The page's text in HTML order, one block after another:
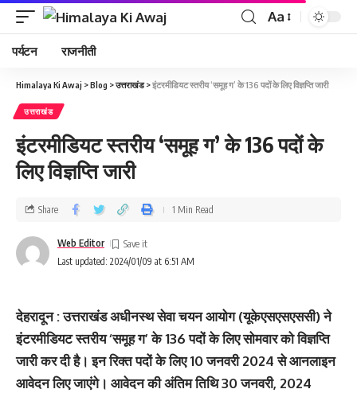
Aa
पर्यटन राजनीती
Himalaya Ki Awaj >Blog >उत्तराखंड>इंटरमीडियट स्तरीय ‘समूह ग’ के 136 पदों के लिए विज्ञप्ति जारी
उत्तराखंड
इंटरमीडियट स्तरीय ‘समूह ग’ के 136 पदों के
लिए विज्ञप्ति जारी
Last updated: 2024/01/09 at 6:51 AM
Web Editor
Share 1 Min Read
देहरादून : उत्तराखंड अधीनस्थ सेवा चयन आयोग (यूकेएसएसएससी) ने
इंटरमीडियट स्तरीय ‘समूह ग’ के 136 पदों के लिए सोमवार को विज्ञप्ति
जारी कर दी है। इन रिक्त पदों के लिए 10 जनवरी 2024 से आनलाइन
आवेदन लिए जाएंगे। आवेदन की अंतिम तिथि 30 जनवरी, 2024